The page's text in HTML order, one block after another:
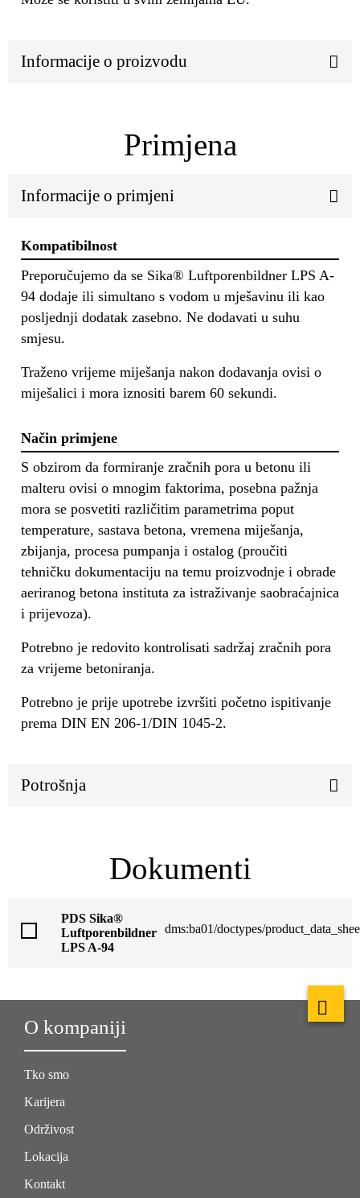
Informacije o proizvodu
Primjena
Informacije o primjeni
Kompatibilnost
Preporučujemo da se Sika® Luftporenbildner LPS A-
94 dodaje ili simultano s vodom u mješavinu ili kao
posljednji dodatak zasebno. Ne dodavati u suhu
smjesu.
Traženo vrijeme miješanja nakon dodavanja ovisi o
miješalici i mora iznositi barem 60 sekundi.
Način primjene
S obzirom da formiranje zračnih pora u betonu ili
malteru ovisi o mnogim faktorima, posebna pažnja
mora se posvetiti različitim parametrima poput
temperature, sastava betona, vremena miješanja,
zbijanja, procesa pumpanja i ostalog (proučiti
tehničku dokumentaciju na temu proizvodnje i obrade
aeriranog betona instituta za istraživanje saobraćajnica
i prijevoza).
Potrebno je redovito kontrolisati sadržaj zračnih pora
za vrijeme betoniranja.
Potrebno je prije upotrebe izvršiti početno ispitivanje
prema DIN EN 206-1/DIN 1045-2.
Potrošnja
Dokumenti
PDS Sika®
Luftporenbildner
LPS A-94
dms:ba01/doctypes/
O kompaniji
Tko smo
Karijera
Održivost
Lokacija
Kontakt